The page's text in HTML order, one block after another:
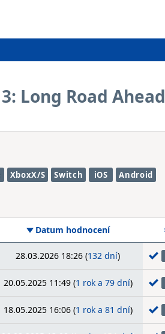
Long Road Ahead
XboxX/S Switch iOS Android
Datum hodnocení
28.03.2026 18:26 (132 dní)
20.05.2025 11:49 (1 rok a 79 dní)
18.05.2025 16:06 (1 rok a 81 dní)